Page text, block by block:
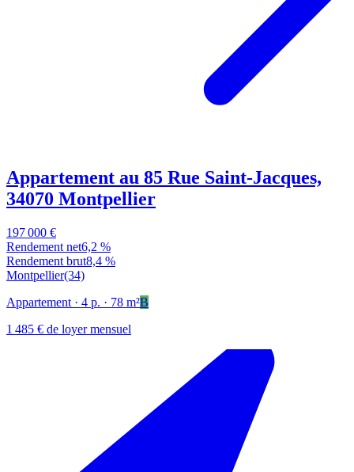
Appartement au 85 Rue Saint-Jacques,
34070 Montpellier
197 000 €
Rendement net6,2 %
Rendement brut8,4 %
Montpellier(34)
Appartement · 4 p. · 78 m²B
1 485 € de loyer mensuel